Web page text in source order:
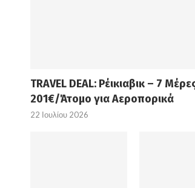
TRAVEL DEAL: Ρέικιαβικ – 7
201€/Άτομο για Αεροπορικά
22 Ιουλίου 2026